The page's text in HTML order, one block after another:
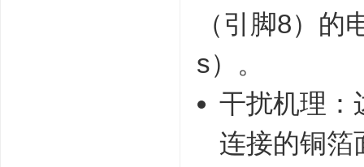
（引脚8）
s）。
干扰机理：
连接的铜箔